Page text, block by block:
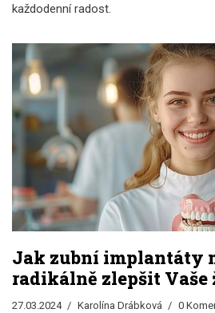
každodenní radost.
Jak zubní implantáty
radikálně zlepšit
pohodu po léčbě
27.03.2024 Karolína Drábková 0